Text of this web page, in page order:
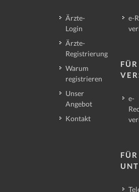
Ärzte-
Login
Ärzte-
Registrierung
Warum
registrieren
Unser
Angebot
Kontakt
e-
FÜR
e-
FÜR